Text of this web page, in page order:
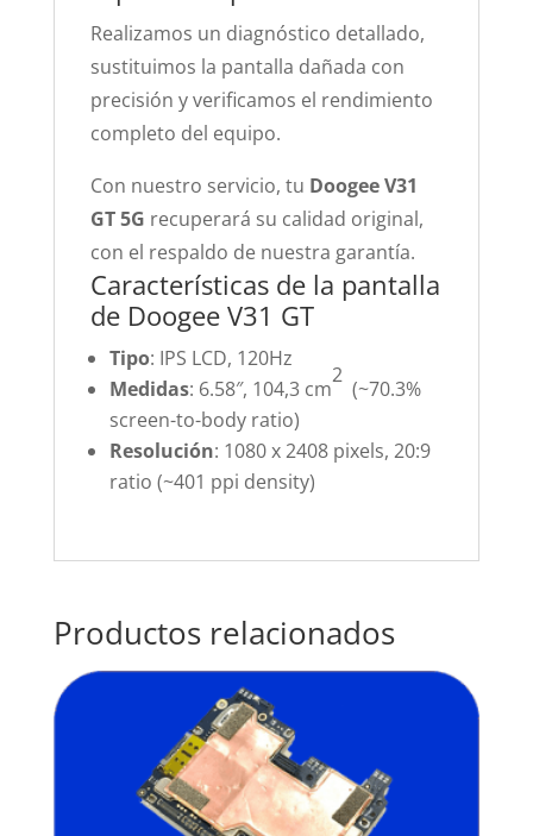
Realizamos un diagnóstico detallado,
sustituimos la pantalla dañada con
precisión y verificamos el rendimiento
completo del equipo.
Con nuestro servicio, tu Doogee V31
GT 5G recuperará su calidad original,
con el respaldo de nuestra garantía.
Características de la pantalla
de Doogee V31 GT
Tipo: IPS LCD, 120Hz
Medidas: 6.58″, 104,3 cm
2
(~70.3%
screen-to-body ratio)
Resolución: 1080 x 2408 pixels, 20:9
ratio (~401 ppi density)
Productos relacionados